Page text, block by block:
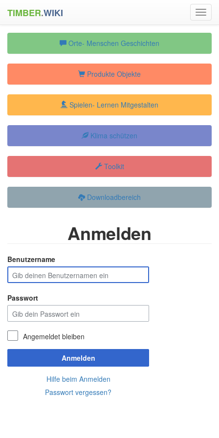
TIMBER.WIKI
Orte- Menschen Geschichten
Produkte Objekte
Spielen- Lernen Mitgestalten
Klima schützen
Toolkit
Downloadbereich
Anmelden
Benutzername
Passwort
Angemeldet bleiben
Anmelden
Hilfe beim Anmelden
Passwort vergessen?